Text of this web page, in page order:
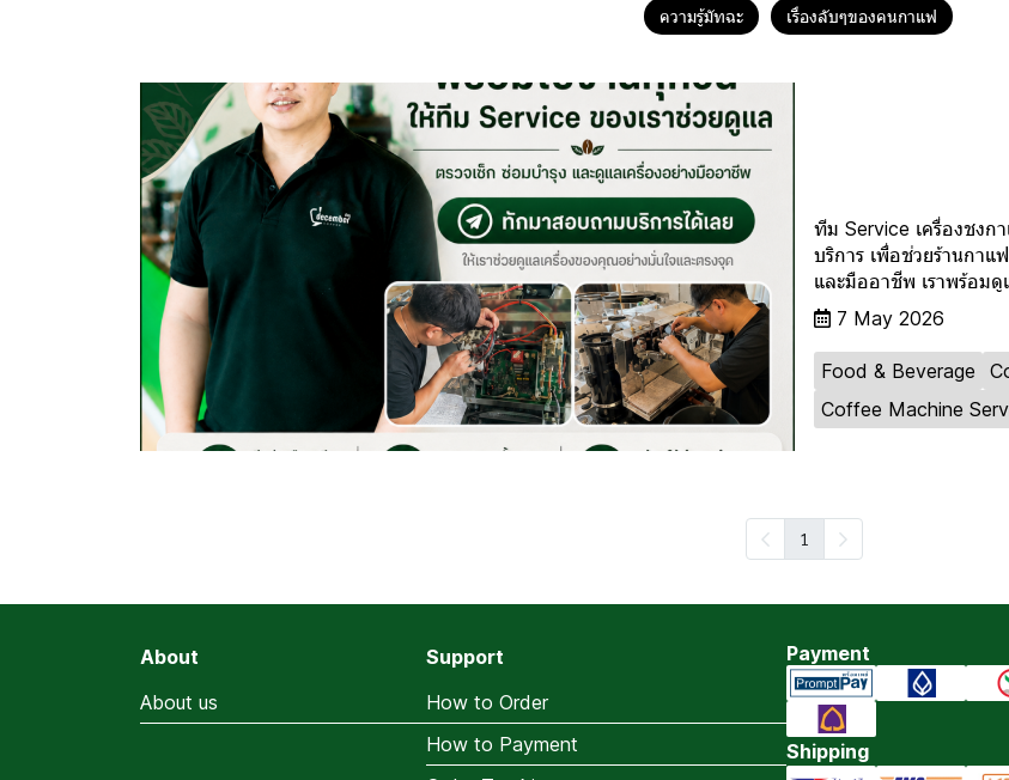
ความรู้มัทฉะ เรื่องลับๆของคนกาแฟ
ทีม Service เครื่องชงก
บริการ เพื่อช่วยร้านกาแ
และมืออาชีพ เราพร้อม
7 May 2026
Food & Beverage
Coffee Machine
1
About
About us
Support
How to Order
How to Payment
Payment
Shipping